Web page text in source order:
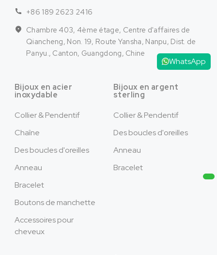
+86 189 2623 2416
Chambre 403, 4ème étage, Centre d'affaires de
Qiancheng, Non. 19, Route Yansha, Nanpu, Dist. de
Panyu., Canton, Guangdong, Chine
Bijoux en acier
inoxydable
Collier & Pendentif
Chaîne
Des boucles d'oreilles
Anneau
Bracelet
Boutons de manchette
Accessoires pour
cheveux
Bijoux en argent
sterling
Collier & Pendentif
Des boucles d'oreilles
Anneau
Bracelet
WhatsApp